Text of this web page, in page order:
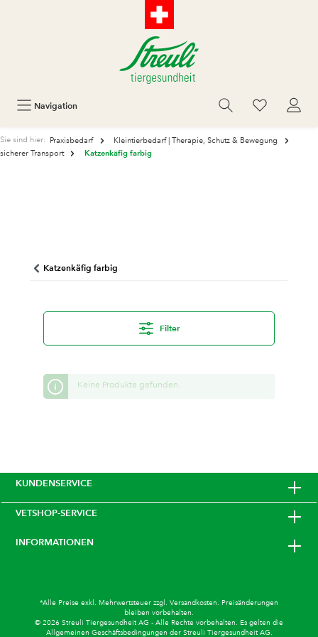
Navigation
Sie sind hier: Praxisbedarf
Kleintierbedarf | Therapie, Schutz & Bewegung
sicherer Transport
Katzenkäfig farbig
Katzenkäfig farbig
Filter
Keine Produkte gefunden.
KUNDENSERVICE
VETSHOP-SERVICE
INFORMATIONEN
*Alle Preise exkl. Mehrwertsteuer zzgl. Versandkosten. Preisänderungen
bleiben vorbehalten.
© 2026 Streuli Tiergesundheit AG - Alle Rechte vorbehalten. Es gelten die
Allgemeinen Geschäftsbedingungen der Streuli Tiergesundheit AG.